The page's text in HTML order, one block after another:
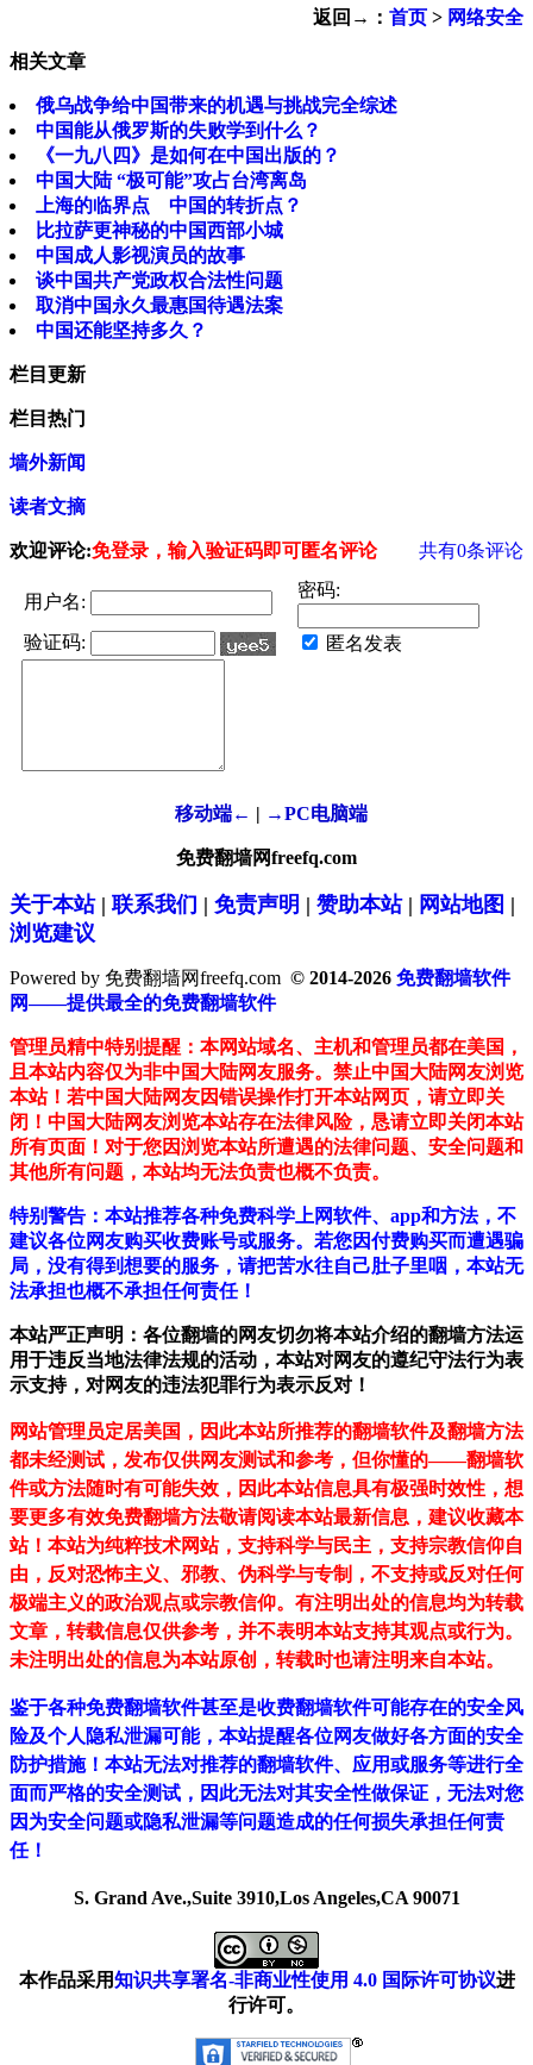
返回→： 首页 > 网络安全
相关文章
俄乌战争给中国带来的机遇与挑战完全综述
中国能从俄罗斯的失败学到什么？
《一九八四》是如何在中国出版的？
中国大陆 “极可能”攻占台湾离岛
上海的临界点 中国的转折点？
比拉萨更神秘的中国西部小城
中国成人影视演员的故事
谈中国共产党政权合法性问题
取消中国永久最惠国待遇法案
中国还能坚持多久？
栏目更新
栏目热门
墙外新闻
读者文摘
欢迎评论:免登录，输入验证码即可匿名评论 共有0条评论
用户名:
密码:
验证码: 匿名发表
移动端← | →PC电脑端
免费翻墙网freefq.com
关于本站| 联系我们 | 免责声明 | 赞助本站| 网站地图 |
浏览建议
Powered by 免费翻墙网freefq.com © 2014-2026 免费翻墙软件
网——提供最全的免费翻墙软件
管理员精中特别提醒：本网站域名、主机和管理员都在美国，
且本站内容仅为非中国大陆网友服务。禁止中国大陆网友浏览
本站！若中国大陆网友因错误操作打开本站网页，请立即关
闭！中国大陆网友浏览本站存在法律风险，恳请立即关闭本站
所有页面！对于您因浏览本站所遭遇的法律问题、安全问题和
其他所有问题，本站均无法负责也概不负责。
特别警告：本站推荐各种免费科学上网软件、app和方法，不
建议各位网友购买收费账号或服务。若您因付费购买而遭遇骗
局，没有得到想要的服务，请把苦水往自己肚子里咽，本站无
法承担也概不承担任何责任！
本站严正声明：各位翻墙的网友切勿将本站介绍的翻墙方法运
用于违反当地法律法规的活动，本站对网友的遵纪守法行为表
示支持，对网友的违法犯罪行为表示反对！
网站管理员定居美国，因此本站所推荐的翻墙软件及翻墙方法
都未经测试，发布仅供网友测试和参考，但你懂的——翻墙软
件或方法随时有可能失效，因此本站信息具有极强时效性，想
要更多有效免费翻墙方法敬请阅读本站最新信息，建议收藏本
站！ 本站为纯粹技术网站，支持科学与民主，支持宗教信仰自
由，反对恐怖主义、邪教、伪科学与专制，不支持或反对任何
极端主义的政治观点或宗教信仰。有注明出处的信息均为转载
文章，转载信息仅供参考，并不表明本站支持其观点或行为。
未注明出处的信息为本站原创，转载时也请注明来自本站。
鉴于各种免费翻墙软件甚至是收费翻墙软件可能存在的安全风
险及个人隐私泄漏可能，本站提醒各位网友做好各方面的安全
防护措施！本站无法对推荐的翻墙软件、应用或服务等进行全
面而严格的安全测试，因此无法对其安全性做保证，无法对您
因为安全问题或隐私泄漏等问题造成的任何损失承担任何责
任！
S. Grand Ave.,Suite 3910,Los Angeles,CA 90071
本作品采用知识共享署名-非商业性使用 4.0 国际许可协议进
行许可。